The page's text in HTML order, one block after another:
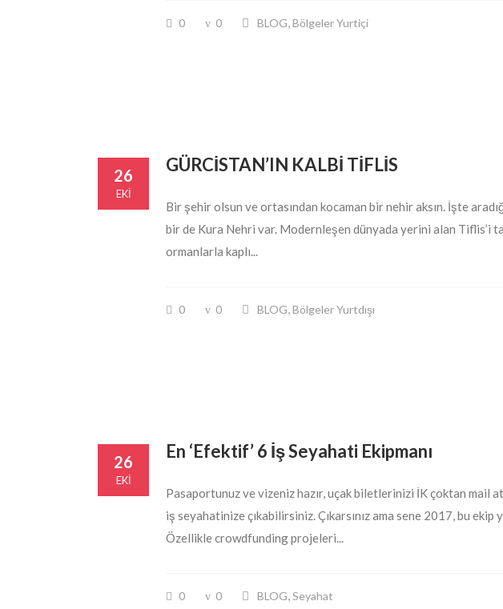
0 0 BLOG,Bölgeler Yurtiçi
26
EKI
GÜRCİSTAN’IN KALBİ TİFLİS
Bir şehir olsun ve ortasından kocaman bir nehir aksın. İşte
bir de Kura Nehri var. Modernleşen dünyada yerini alan Tiflis’i
ormanlarla kaplı...
0 0 BLOG,Bölgeler Yurtdışı
26
EKI
En ‘Efektif’ 6 İş Seyahati Ekipmanı
Pasaportunuz ve vizeniz hazır, uçak biletlerinizi İK çoktan mail
iş seyahatinize çıkabilirsiniz. Çıkarsınız ama sene 2017, bu
Özellikle crowdfunding projeleri...
0 0 BLOG,Seyahat